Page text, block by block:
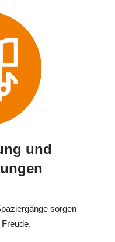
und
sorgen